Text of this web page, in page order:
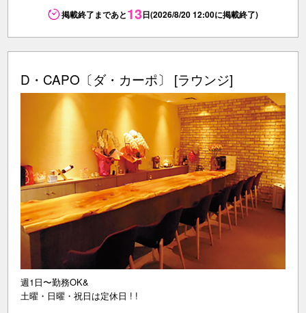
掲載終了まであと13日(2026/8/20 12:00に掲載終了)
D・CAPO〔ダ・カーポ〕 [ラウンジ]
週1日〜勤務OK&
土曜・日曜・祝日は定休日 ! !